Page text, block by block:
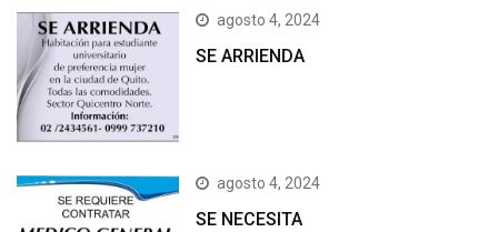
agosto 4, 2024
SE ARRIENDA
agosto 4, 2024
SE NECESITA